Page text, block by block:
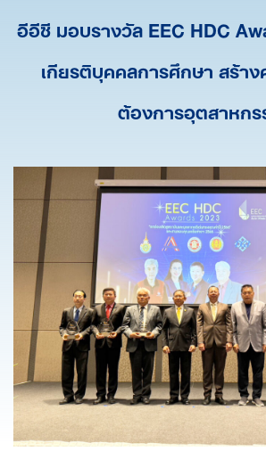
อีอีซี มอบรางวัล EEC HDC
เกียรติบุคคลการศึกษา สร้า
ต้องการอุตสาหก